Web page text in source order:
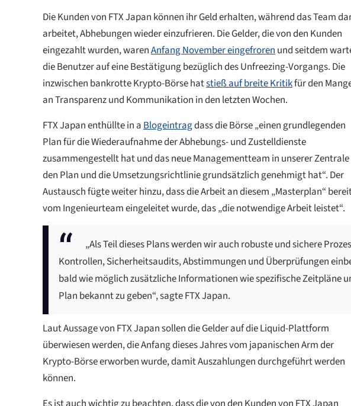
Die Kunden von FTX Japan können ihr Geld erhalten, während das Team
arbeitet, Abhebungen wieder einzufrieren. Die Gelder, die von den Kunden
eingezahlt wurden, warenAnfang November eingefrorenund seitdem
die Benutzer auf eine Bestätigung bezüglich des Unfreezing-Vorgangs. Die
inzwischen bankrotte Krypto-Börse hatstieß auf breite Kritikfür den
an Transparenz und Kommunikation in den letzten Wochen.
FTX Japan enthüllte in aBlogeintragdass die Börse „einen grundlegenden
Plan für die Wiederaufnahme der Abhebungs- und Zustelldienste
zusammengestellt hat und das neue Managementteam in unserer Zentrale
den Plan und die Umsetzungsrichtlinie grundsätzlich genehmigt hat“. Der
Austausch fügte weiter hinzu, dass die Arbeit an diesem „Masterplan“
vom Ingenieurteam eingeleitet wurde, das „die notwendige Arbeit leistet“.
„Als Teil dieses Plans werden wir auch robuste und sichere
Kontrollen, Sicherheitsaudits, Abstimmungen und Überprüfungen
bald wie möglich zusätzliche Informationen wie spezifische Zeitpläne
Plan bekannt zu geben“, sagte FTX Japan.
Laut Aussage von FTX Japan sollen die Gelder auf die Liquid-Plattform
überwiesen werden, die Anfang dieses Jahres vom japanischen Arm der
Krypto-Börse erworben wurde, damit Auszahlungen durchgeführt werden
können.